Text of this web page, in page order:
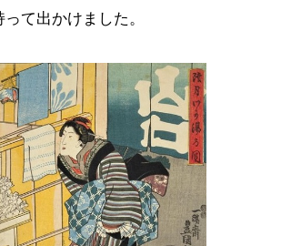
て出かけました。